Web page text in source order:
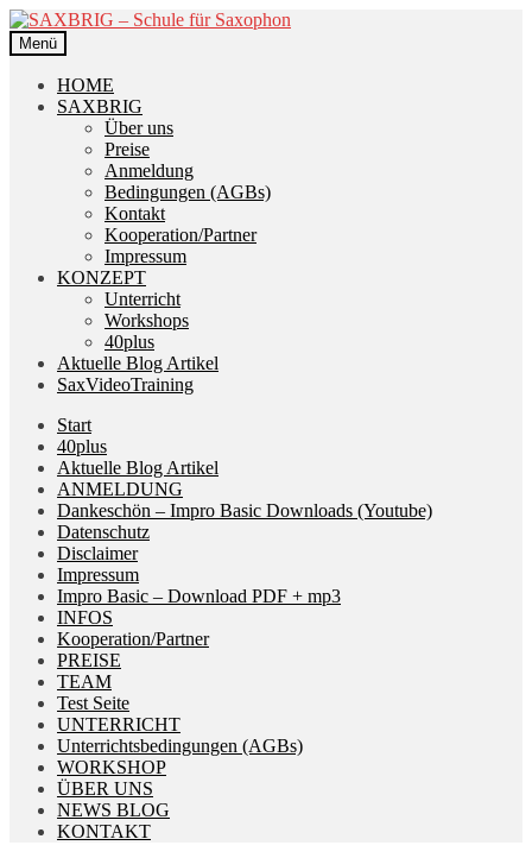
Zur
Navigation
springen
Zum
Inhalt
springen
Menü
HOME
SAXBRIG
Über uns
Preise
Anmeldung
Bedingungen (AGBs)
Kontakt
Kooperation/Partner
Impressum
KONZEPT
Unterricht
Workshops
40plus
Aktuelle Blog Artikel
SaxVideoTraining
Start
40plus
Aktuelle Blog Artikel
ANMELDUNG
Dankeschön – Impro Basic Downloads (Youtube)
Datenschutz
Disclaimer
Impressum
Impro Basic – Download PDF + mp3
INFOS
Kooperation/Partner
PREISE
TEAM
Test Seite
UNTERRICHT
Unterrichtsbedingungen (AGBs)
WORKSHOP
ÜBER UNS
NEWS BLOG
KONTAKT